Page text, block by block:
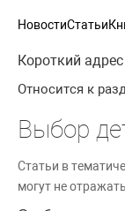
НовостиСтатьи
Короткий
Относится к
Выбор
Статьи в
могут не